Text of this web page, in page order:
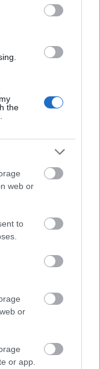
the
web or
to
or
or app.
akárcsak
a gyakorlati
javaslom, hogy
tudja (nem
hogy
akkor
véleményeket.
- lehetőleg
a terméket -
felhasználói
kérdezd meg
és rétegelt
új
amelyekkel
cikkben szereplő
elősegítheti
tökmagolaj,
puszedli,